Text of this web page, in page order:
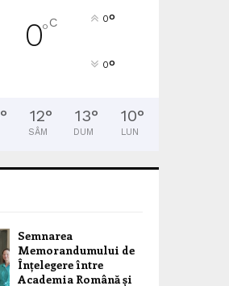
0°C 0°
0°
° 12°
SÂM
13°
DUM
10°
LUN
Semnarea
Memorandumului de
Înțelegere între
Academia Română și